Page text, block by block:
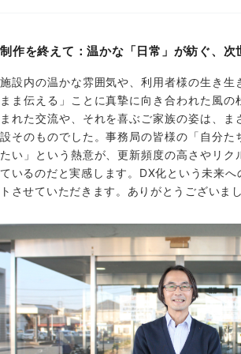
制作を終えて：温かな「日常」が紡ぐ、次
施設内の温かな雰囲気や、利用者様の生き生
まま伝える」ことに真摯に向き合われた風の
まれた交流や、それを喜ぶご家族の姿は、ま
設そのものでした。事務局の皆様の「自分た
たい」という熱意が、更新頻度の高さやリク
ているのだと実感します。DX化という未来へ
トさせていただきます。ありがとうございまし